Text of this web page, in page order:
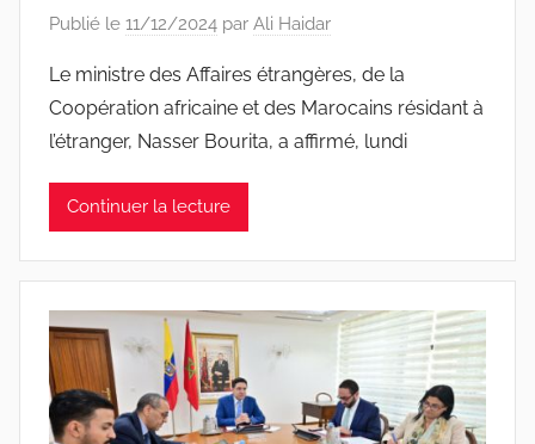
Publié le 11/12/2024 par Ali Haidar
Le ministre des Affaires étrangères, de la
Coopération africaine et des Marocains résidant à
l’étranger, Nasser Bourita, a affirmé, lundi
Continuer la lecture